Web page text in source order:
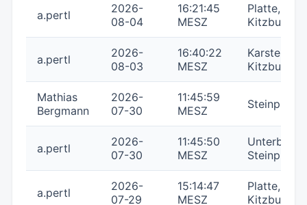
a.pertl
2026-
08-04
16:21:45
MESZ
Platte,
a.pertl
2026-
08-03
16:40:22
MESZ
Karstein,
Mathias
Bergmann
2026-
07-30
11:45:59
MESZ
Steinplatte,
a.pertl
2026-
07-30
11:45:50
MESZ
Steinplatte,
a.pertl
2026-
07-29
15:14:47
MESZ
Platte,